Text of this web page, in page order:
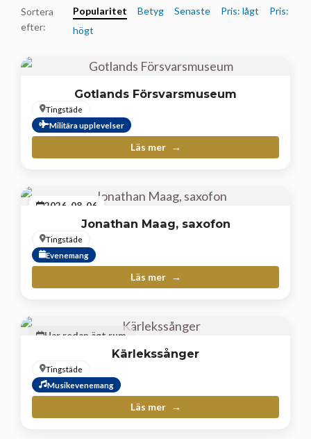
Sortera
efter:
Popularitet Betyg Senaste Pris: lågt
Pris:
högt
Gotlands Försvarsmuseum
Tingstäde
Militära upplevelser
Läs mer
2026-08-06
Jonathan Maag, saxofon
Tingstäde
Evenemang
Läs mer
Har redan ägt rum
Kärlekssånger
Tingstäde
Musikevenemang
Läs mer